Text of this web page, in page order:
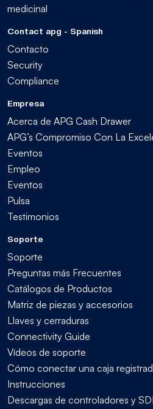
medicinal
Contact apg - Spanish
Contacto
Security
Compliance
Empresa
Acerca de APG Cash Drawer
APG’s Compromiso Con La
Eventos
Empleo
Eventos
Pulsa
Testimonios
Soporte
Soporte
Preguntas más Frecuentes
Catálogos de Productos
Matriz de piezas y accesorios
Llaves y cerraduras
Connectivity Guide
Vídeos de soporte
Cómo conectar una caja
Instrucciones
Descargas de controladores y